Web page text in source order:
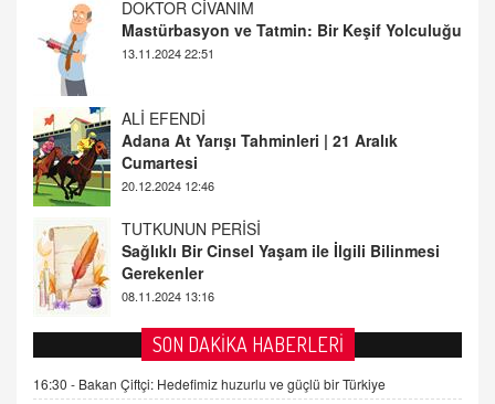
Mastürbasyon ve Tatmin: Bir Keşif Yolculuğu
13.11.2024 22:51
Adana At Yarışı Tahminleri | 21 Aralık
Cumartesi
20.12.2024 12:46
Sağlıklı Bir Cinsel Yaşam ile İlgili Bilinmesi
Gerekenler
08.11.2024 13:16
Tezkere Onaylanmasaydı…
2 Kasım 2021 Salı 00:11
SON DAKİKA HABERLERİ
16:30 - Bakan Çiftçi: Hedefimiz huzurlu ve güçlü bir Türkiye